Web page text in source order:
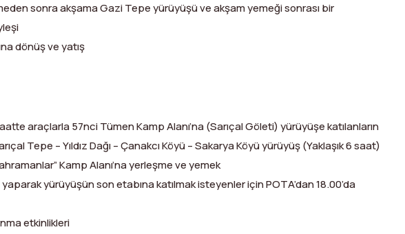
sonra akşama Gazi Tepe yürüyüşü ve akşam yemeği sonrası bir
dönüş ve yatış
araçlarla 57nci Tümen Kamp Alanı’na (Sarıçal Göleti) yürüyüşe katılanların
Tepe – Yıldız Dağı – Çanakcı Köyü – Sakarya Köyü yürüyüş (Yaklaşık 6 saat)
Kamp Alanı’na yerleşme ve yemek
yürüyüşün son etabına katılmak isteyenler için POTA’dan 18.00’da
etkinlikleri